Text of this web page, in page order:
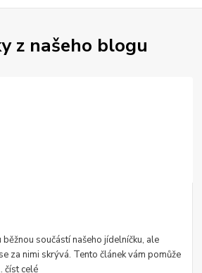
z našeho blogu
součástí našeho jídelníčku, ale
za nimi skrývá. Tento článek vám pomůže
číst celé